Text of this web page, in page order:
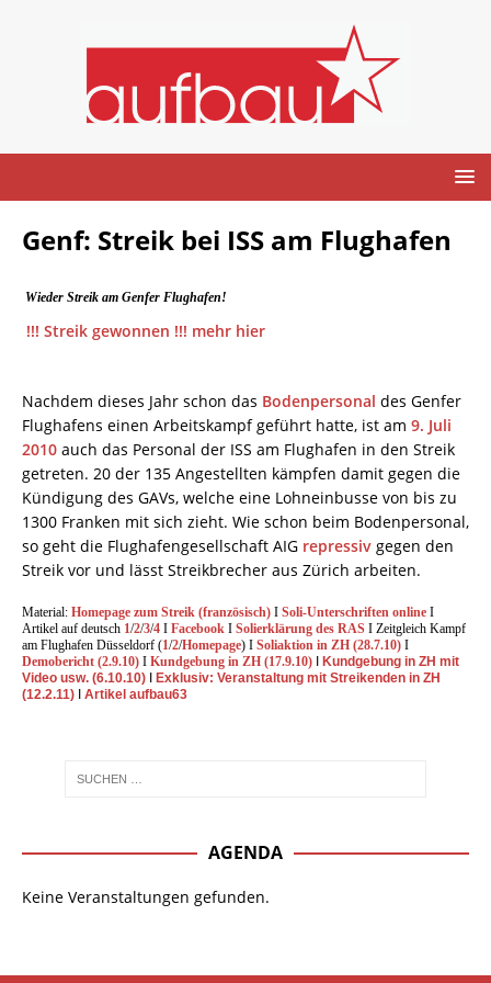
Genf: Streik bei ISS am Flughafen
Wieder Streik am Genfer Flughafen!
!!! Streik gewonnen !!! mehr hier
Nachdem dieses Jahr schon das Bodenpersonal des Genfer
Flughafens einen Arbeitskampf geführt hatte, ist am 9. Juli
2010 auch das Personal der ISS am Flughafen in den Streik
getreten. 20 der 135 Angestellten kämpfen damit gegen die
Kündigung des GAVs, welche eine Lohneinbusse von bis zu
1300 Franken mit sich zieht. Wie schon beim Bodenpersonal,
so geht die Flughafengesellschaft AIG repressiv gegen den
Streik vor und lässt Streikbrecher aus Zürich arbeiten.
Material: Homepage zum Streik (französisch) I Soli-Unterschriften online I
Artikel auf deutsch 1/2/3/4 I Facebook I Solierklärung des RAS I Zeitgleich Kampf
am Flughafen Düsseldorf (1/2/Homepage) I Soliaktion in ZH (28.7.10) I
Demobericht (2.9.10) I Kundgebung in ZH (17.9.10) I Kundgebung in ZH mit
Video usw. (6.10.10) I Exklusiv: Veranstaltung mit Streikenden in ZH
(12.2.11) I Artikel aufbau63
AGENDA
Keine Veranstaltungen gefunden.